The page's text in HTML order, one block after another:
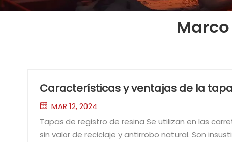
Características y ventajas de la
MAR 12, 2024
Tapas de registro de resina Se utilizan en las carreteras, que tienen las características de aislamiento, sin ruido,
sin valor de reciclaje y antirrobo natural. Son